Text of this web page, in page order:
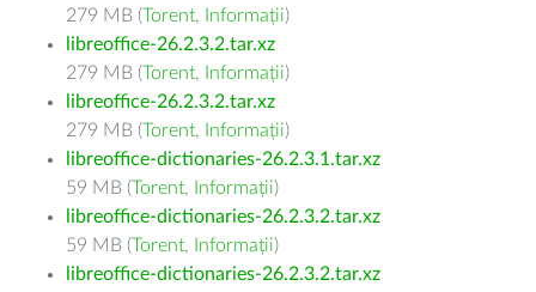
279 MB (Torent, Informații)
libreoffice-26.2.3.2.tar.xz
279 MB (Torent, Informații)
libreoffice-26.2.3.2.tar.xz
279 MB (Torent, Informații)
libreoffice-dictionaries-26.2.3.1.tar.xz
59 MB (Torent, Informații)
libreoffice-dictionaries-26.2.3.2.tar.xz
59 MB (Torent, Informații)
libreoffice-dictionaries-26.2.3.2.tar.xz